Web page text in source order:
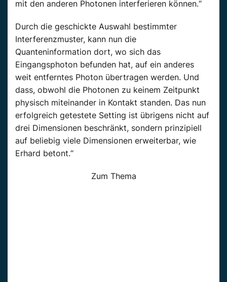
mit den anderen Photonen interferieren können.“
Durch die geschickte Auswahl bestimmter
Interferenzmuster, kann nun die
Quanteninformation dort, wo sich das
Eingangsphoton befunden hat, auf ein anderes
weit entferntes Photon übertragen werden. Und
dass, obwohl die Photonen zu keinem Zeitpunkt
physisch miteinander in Kontakt standen. Das nun
erfolgreich getestete Setting ist übrigens nicht auf
drei Dimensionen beschränkt, sondern prinzipiell
auf beliebig viele Dimensionen erweiterbar, wie
Erhard betont.“
Zum Thema